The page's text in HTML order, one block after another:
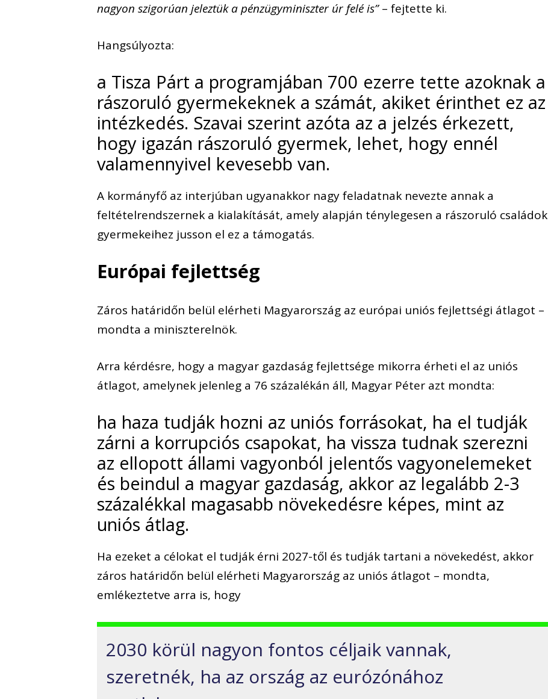
nagyon szigorúan jeleztük a pénzügyminiszter úr felé is”– fejtette ki.
Hangsúlyozta:
a Tisza Párt a programjában 700 ezerre tette azoknak a
rászoruló gyermekeknek a számát, akiket érinthet ez az
intézkedés. Szavai szerint azóta az a jelzés érkezett,
hogy igazán rászoruló gyermek, lehet, hogy ennél
valamennyivel kevesebb van.
A kormányfő az interjúban ugyanakkor nagy feladatnak nevezte annak a
feltételrendszernek a kialakítását, amely alapján ténylegesen a rászoruló családok
gyermekeihez jusson el ez a támogatás.
Európai fejlettség
Záros határidőn belül elérheti Magyarország az európai uniós fejlettségi átlagot –
mondta a miniszterelnök.
Arra kérdésre, hogy a magyar gazdaság fejlettsége mikorra érheti el az uniós
átlagot, amelynek jelenleg a 76 százalékán áll, Magyar Péter azt mondta:
ha haza tudják hozni az uniós forrásokat, ha el tudják
zárni a korrupciós csapokat, ha vissza tudnak szerezni
az ellopott állami vagyonból jelentős vagyonelemeket
és beindul a magyar gazdaság, akkor az legalább 2-3
százalékkal magasabb növekedésre képes, mint az
uniós átlag.
Ha ezeket a célokat el tudják érni 2027-től és tudják tartani a növekedést, akkor
záros határidőn belül elérheti Magyarország az uniós átlagot – mondta,
emlékeztetve arra is, hogy
2030 körül nagyon fontos céljaik vannak,
szeretnék, ha az ország az eurózónához